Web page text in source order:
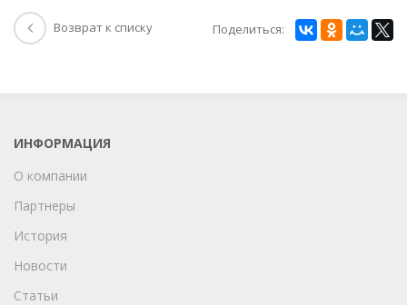
Возврат к списку Поделиться:
ИНФОРМАЦИЯ
О компании
Партнеры
История
Новости
Статьи